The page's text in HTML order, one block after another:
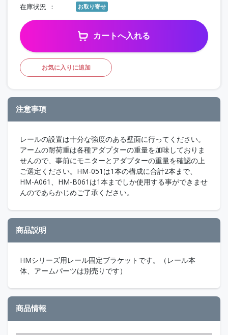
在庫状況 お取り寄せ
カートへ入れる
お気に入りに追加
注意事項
レールの設置は十分な強度のある壁面に行ってください。
アームの耐荷重は各種アダプターの重量を加味しておりま
せんので、事前にモニターとアダプターの重量を確認の上
ご選定ください。HM-051は1本の構成に合計2本まで、
HM-A061、HM-B061は1本までしか使用する事ができませ
んのであらかじめご了承ください。
商品説明
HMシリーズ用レール固定ブラケットです。（レール本
体、アームパーツは別売りです）
商品情報